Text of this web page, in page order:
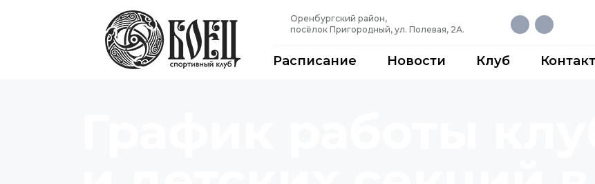
Оренбургский район,
посёлок Пригородный, ул. Полевая, 2А.
Расписание Новости Клуб